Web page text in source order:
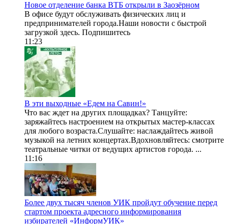
Новое отделение банка ВТБ открыли в Заозёрном
В офисе будут обслуживать физических лиц и
предпринимателей города.Наши новости с быстрой
загрузкой здесь. Подпишитесь
11:23
В эти выходные «Едем на Савин!»
Что вас ждет на других площадках? Танцуйте:
заряжайтесь настроением на открытых мастер-классах
для любого возраста.Слушайте: наслаждайтесь живой
музыкой на летних концертах.Вдохновляйтесь: смотрите
театральные читки от ведущих артистов города. ...
11:16
Более двух тысяч членов УИК пройдут обучение перед
стартом проекта адресного информирования
избирателей «ИнформУИК»